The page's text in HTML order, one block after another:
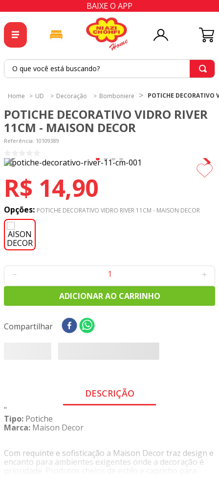
BAIXE O APP
O que você está buscando?
UD Decoração Bomboniere POTICHE DECORATIVO
POTICHE DECORATIVO VIDRO RIVER
11CM - MAISON DECOR
Referência: 10109389
R$ 14,90
Opções: POTICHE DECORATIVO VIDRO RIVER 11CM - MAISON DECOR
＋
－
ADICIONAR AO CARRINHO
Compartilhar
DESCRIÇÃO
"
Tipo: Potiche
Marca: Maison Decor
Com requinte e sofisticação a Maison Decor traz design e
encanto para ambientes exigentes onde a decoração é
prioridade. Produtos cheios de estilo e capricho para
2º
tapete
cortina
6º
tecido tricoline
7º
percal
8
tricoline digital
9º
tecido oxford